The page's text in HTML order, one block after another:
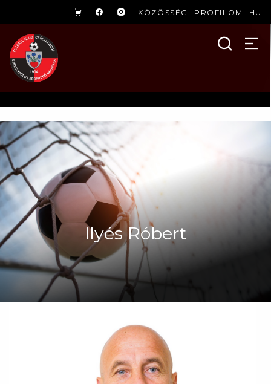
KÖZÖSSÉG PROFILOM HU
Ilyés Róbert